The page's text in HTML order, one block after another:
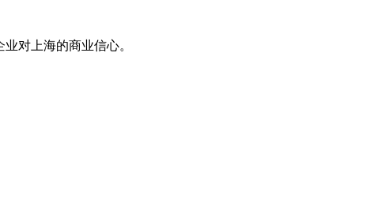
对上海的商业信心。